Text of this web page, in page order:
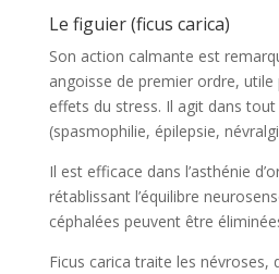
Le figuier (ficus carica)
Son action calmante est
angoisse de premier ordre,
effets du stress. Il agit dans
(spasmophilie, épilepsie,
Il est efficace dans l’asthénie
rétablissant l’équilibre
céphalées peuvent être
Ficus carica traite les névroses,